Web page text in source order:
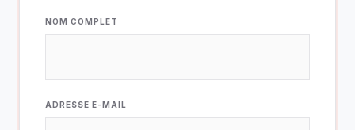
NOM COMPLET
ADRESSE E-MAIL